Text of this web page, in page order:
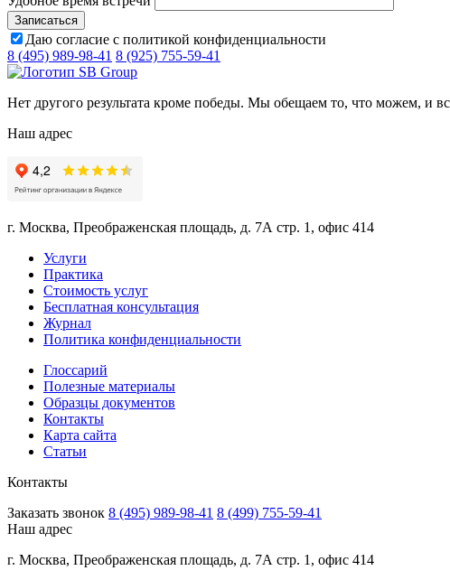
Даю согласие с политикой конфиденциальности
8 (495) 989-98-41 8 (925) 755-59-41
Нет другого результата кроме победы. Мы обещаем то, что можем, и
Наш адрес
г. Москва, Преображенская площадь, д. 7А стр. 1, офис 414
Услуги
Практика
Стоимость услуг
Бесплатная консультация
Журнал
Политика конфиденциальности
Глоссарий
Полезные материалы
Образцы документов
Контакты
Карта сайта
Статьи
Контакты
Заказать звонок 8 (495) 989-98-41 8 (499) 755-59-41
Наш адрес
г. Москва, Преображенская площадь, д. 7А стр. 1, офис 414